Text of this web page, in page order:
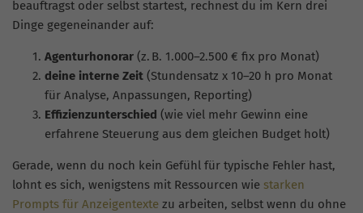
beauftragst oder selbst startest, rechnest du im Kern drei
Dinge gegeneinander auf:
Agenturhonorar (z. B. 1.000–2.500 € fix pro Monat)
deine interne Zeit (Stundensatz x 10–20 h pro Monat
für Analyse, Anpassungen, Reporting)
Effizienzunterschied (wie viel mehr Gewinn eine
erfahrene Steuerung aus dem gleichen Budget holt)
Gerade, wenn du noch kein Gefühl für typische Fehler hast,
lohnt es sich, wenigstens mit Ressourcen wie starken
Prompts für Anzeigentexte zu arbeiten, selbst wenn du ohne